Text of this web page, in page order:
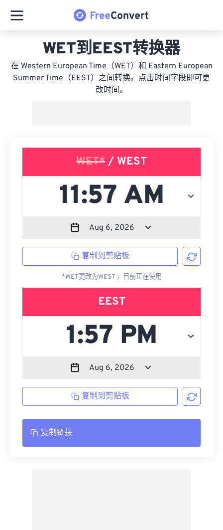
WET到EEST转换器
在 Western European Time（WET）和 Eastern European
Summer Time（EEST）之间转换。点击时间字段即可更
改时间。
WET* / WEST
复制到剪贴板
*WET更改为WEST ，目前正在使用
EEST
复制到剪贴板
复制链接